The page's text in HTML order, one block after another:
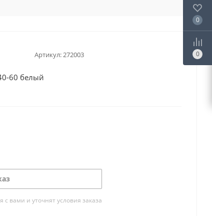
Артикул: 272003
60 белый
вами и уточнят условия заказа
0
0